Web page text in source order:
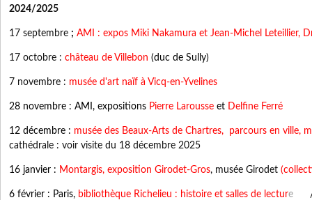
2024/2025
17 septembre ; AMI : expos Miki Nakamura et Jean-Michel Leteillier,
17 octobre : château de Villebon (duc de Sully)
7 novembre : musée d'art naïf à Vicq-en-Yvelines
28 novembre : AMI, expositions Pierre Larousse et Delfine Ferré
12 décembre : musée des Beaux-Arts de Chartres, parcours en ville,
cathédrale : voir visite du 18 décembre 2025
16 janvier : Montargis, exposition Girodet-Gros, musée Girodet
6 février : Paris, bibliothèque Richelieu : histoire et salles de lecture